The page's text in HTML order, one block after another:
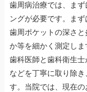
歯周病治療では、ま
ングが必要です。ま
歯周ポケットの深さ
か等を細かく測定しま
歯科医師と歯科衛生
などを丁寧に取り除
す。当院では、現在